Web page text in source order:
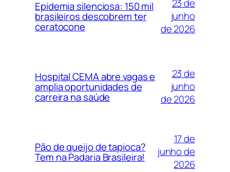
Epidemia silenciosa: 150 mil
brasileiros descobrem ter
ceratocone
23 de
junho
de 2026
Hospital CEMA abre vagas e
amplia oportunidades de
carreira na saúde
23 de
junho
de 2026
Pão de queijo de tapioca?
Tem na Padaria Brasileira!
17 de
junho de
2026